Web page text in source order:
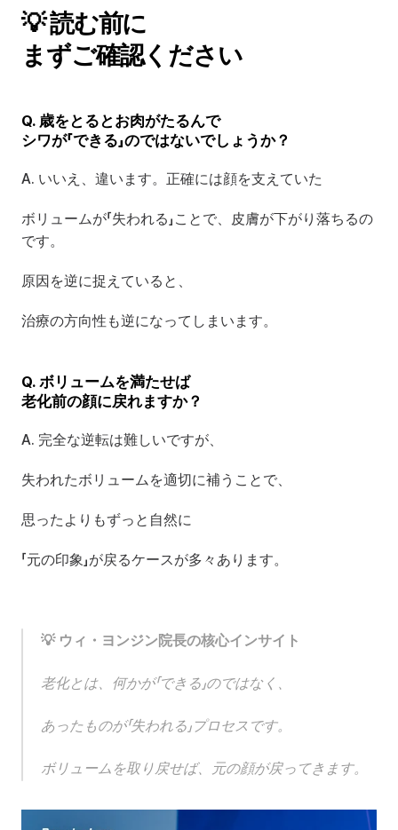
💡 読む前に
まずご確認ください
Q. 歳をとるとお肉がたるんで
シワが「できる」のではないでしょうか？
A. いいえ、違います。正確には顔を支えていた
ボリュームが「失われる」ことで、皮膚が下がり落ちるの
です。
原因を逆に捉えていると、
治療の方向性も逆になってしまいます。
Q. ボリュームを満たせば
老化前の顔に戻れますか？
A. 完全な逆転は難しいですが、
失われたボリュームを適切に補うことで、
思ったよりもずっと自然に
「元の印象」が戻るケースが多々あります。
💡 ウィ・ヨンジン院長の核心インサイト
老化とは、何かが「できる」のではなく、
あったものが「失われる」プロセスです。
ボリュームを取り戻せば、元の顔が戻ってきます。